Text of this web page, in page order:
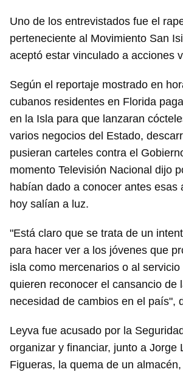
Uno de los entrevistados fue el
perteneciente al Movimiento San
aceptó estar vinculado a acciones
Según el reportaje mostrado en
cubanos residentes en Florida
en la Isla para que lanzaran
varios negocios del Estado,
pusieran carteles contra el
momento Televisión Nacional dijo
habían dado a conocer antes esas
hoy salían a luz.
"Está claro que se trata de un
para hacer ver a los jóvenes que
isla como mercenarios o al
quieren reconocer el cansancio de
necesidad de cambios en el país",
Leyva fue acusado por la
organizar y financiar, junto a Jorge
Figueras, la quema de un